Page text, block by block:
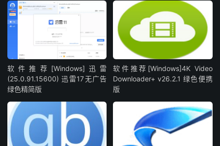
软件推荐[Windows]迅雷
(25.0.91.15600) 迅雷17无广告
绿色精简版
软件推荐[Windows]4K Video
Downloader+ v26.2.1 绿色便携
版